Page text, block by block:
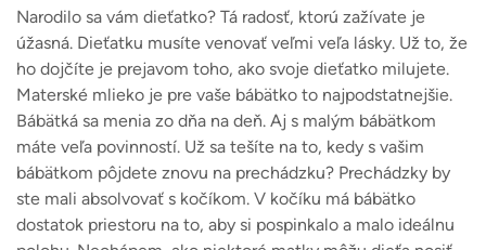
Narodilo sa vám dieťatko? Tá radosť, ktorú zažívate je
úžasná. Dieťatku musíte venovať veľmi veľa lásky. Už to, že
ho dojčíte je prejavom toho, ako svoje dieťatko milujete.
Materské mlieko je pre vaše bábätko to najpodstatnejšie.
Bábätká sa menia zo dňa na deň. Aj s malým bábätkom
máte veľa povinností. Už sa tešíte na to, kedy s vašim
bábätkom pôjdete znovu na prechádzku? Prechádzky by
ste mali absolvovať s kočíkom. V kočíku má bábätko
dostatok priestoru na to, aby si pospinkalo a malo ideálnu